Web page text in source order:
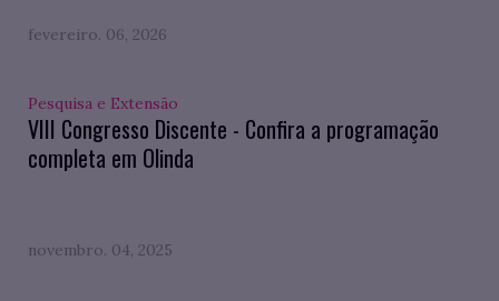
fevereiro. 06, 2026
Pesquisa e Extensão
VIII Congresso Discente - Confira a programação
completa em Olinda
novembro. 04, 2025